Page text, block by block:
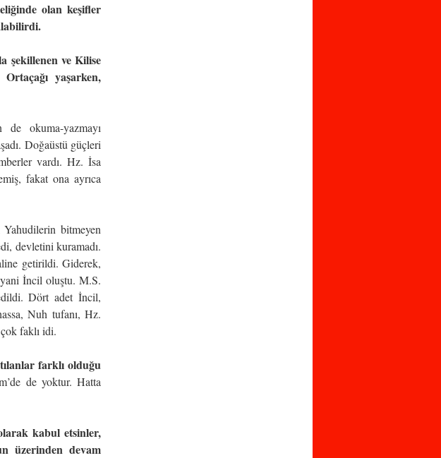
olan keşifler
şekillenen ve Kilise
yaşarken,
de okuma-yazmayı
Doğaüstü güçleri
vardı. Hz. İsa
fakat ona ayrıca
bitmeyen
devletini kuramadı.
getirildi. Giderek,
İncil oluştu. M.S.
Dört adet İncil,
Nuh tufanı, Hz.
çok faklı idi.
farklı olduğu
de yoktur. Hatta
kabul etsinler,
üzerinden devam